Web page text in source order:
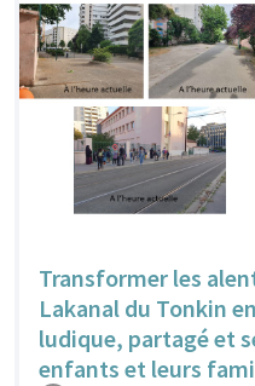
Transformer les
Lakanal du Tonkin
ludique, partagé et
enfants et leurs